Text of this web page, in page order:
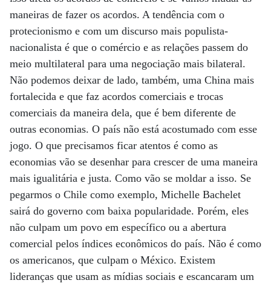
maneiras de fazer os acordos. A tendência com o
protecionismo e com um discurso mais populista-
nacionalista é que o comércio e as relações passem do
meio multilateral para uma negociação mais bilateral.
Não podemos deixar de lado, também, uma China mais
fortalecida e que faz acordos comerciais e trocas
comerciais da maneira dela, que é bem diferente de
outras economias. O país não está acostumado com esse
jogo. O que precisamos ficar atentos é como as
economias vão se desenhar para crescer de uma maneira
mais igualitária e justa. Como vão se moldar a isso. Se
pegarmos o Chile como exemplo, Michelle Bachelet
sairá do governo com baixa popularidade. Porém, eles
não culpam um povo em específico ou a abertura
comercial pelos índices econômicos do país. Não é como
os americanos, que culpam o México. Existem
lideranças que usam as mídias sociais e escancaram um